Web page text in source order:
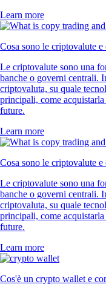
Learn more
Cosa sono le criptovalute
Le criptovalute sono una
banche o governi centrali.
criptovaluta, su quale
principali, come
future.
Learn more
Cosa sono le criptovalute
Le criptovalute sono una
banche o governi centrali.
criptovaluta, su quale
principali, come
future.
Learn more
Cos'è un crypto wallet e